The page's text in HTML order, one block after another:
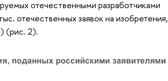
отечественными разработчиками
отечественных заявок на изобретения,
(рис. 2).